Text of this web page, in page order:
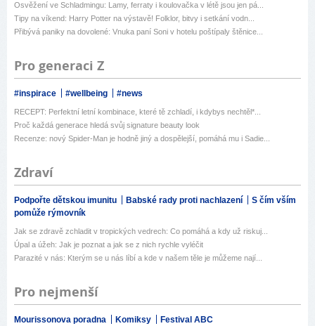
Osvěžení ve Schladmingu: Lamy, ferraty i koulovačka v létě jsou jen pá...
Tipy na víkend: Harry Potter na výstavě! Folklor, bitvy i setkání vodn...
Přibývá paniky na dovolené: Vnuka paní Soni v hotelu poštípaly štěnice...
Pro generaci Z
#inspirace #wellbeing #news
RECEPT: Perfektní letní kombinace, které tě zchladí, i kdybys nechtěl*...
Proč každá generace hledá svůj signature beauty look
Recenze: nový Spider-Man je hodně jiný a dospělejší, pomáhá mu i Sadie...
Zdraví
Podpořte dětskou imunitu Babské rady proti nachlazení
S čím vším
pomůže rýmovník
Jak se zdravě zchladit v tropických vedrech: Co pomáhá a kdy už riskuj...
Úpal a úžeh: Jak je poznat a jak se z nich rychle vyléčit
Parazité v nás: Kterým se u nás líbí a kde v našem těle je můžeme nají...
Pro nejmenší
Mourissonova poradna Komiksy Festival ABC